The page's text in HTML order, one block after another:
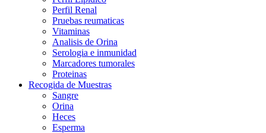
Perfil Renal
Pruebas reumaticas
Vitaminas
Analisis de Orina
Serologia e inmunidad
Marcadores tumorales
Proteinas
Recogida de Muestras
Sangre
Orina
Heces
Esperma